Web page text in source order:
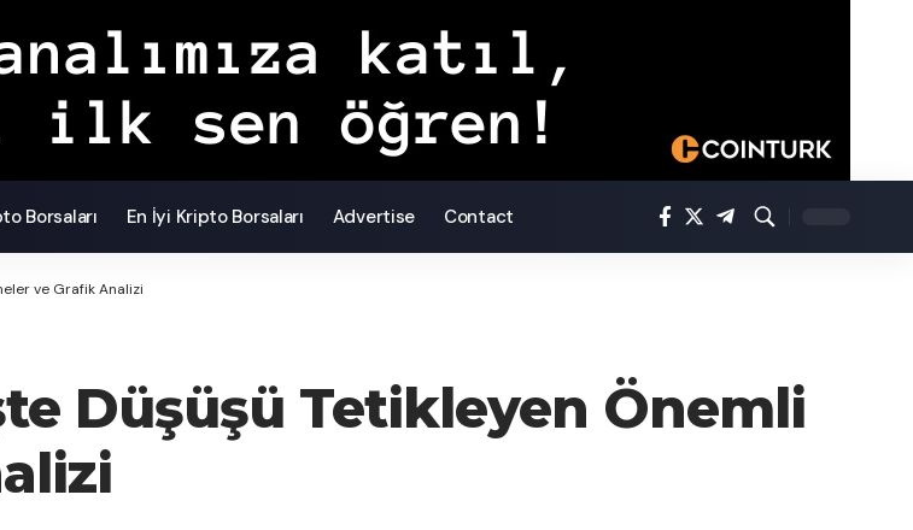
Borsaları En İyi Kripto Borsaları Advertise Contact
ve Grafik Analizi
Düşüşü Tetikleyen Önemli